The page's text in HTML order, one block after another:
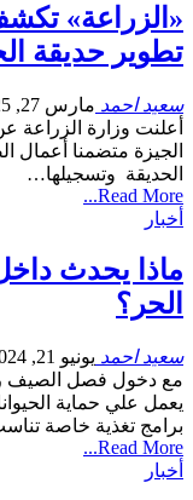
«الزراعة»
تطوير حديقة
سعيد احمد مارس 27, 2025
أعلنت وزارة
الجيزة متضمنا أعمال
الحديقة وتسجيلها…
Read More...
أخبار
ماذا يحدث
الحر؟
سعيد احمد يونيو 21, 2024
مع دخول فصل الصيف
يعمل علي حماية
برامج تغذية خاصة
Read More...
أخبار